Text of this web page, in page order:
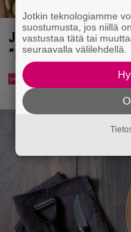
Jani Sievinen kokosi
”Minun suurin
Jotkin teknologiamme
suostumusta, jos niillä
vastustaa tätä tai
seuraavalla välilehdellä.